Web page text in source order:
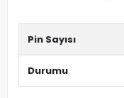
Pin Sayısı
Durumu